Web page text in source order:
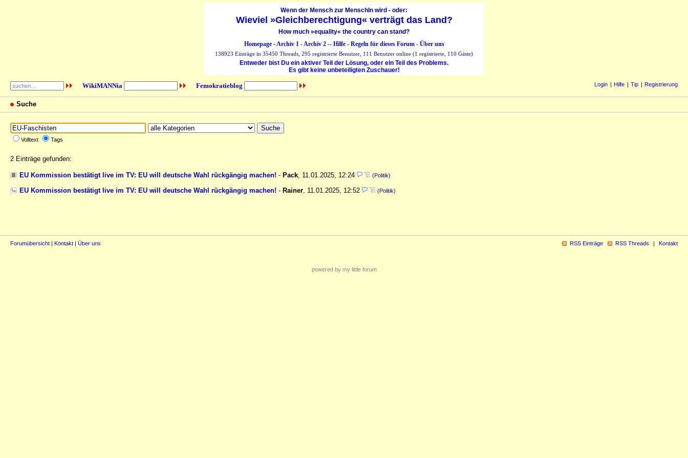
Wenn der Mensch zur MenschIn wird - oder:
Wieviel »Gleichberechtigung« verträgt das Land?
How much »equality« the country can stand?
Homepage-Archiv 1-Archiv 2-- Hilfe- Regeln für dieses Forum- Über uns
138923 Einträge in 35450 Threads, 295 registrierte Benutzer, 111 Benutzer online (1 registrierte, 110 Gäste)
Entweder bist Du ein aktiver Teil der Lösung, oder ein Teil des Problems.
Es gibt keine unbeteiligten Zuschauer!
WikiMANNia Femokratieblog Login Hilfe Tip Registrierung
Suche
Volltext Tags
2 Einträge gefunden:
EU Kommission bestätigt live im TV: EU will deutsche Wahl rückgängig machen! - Pack 11.01.2025, 12:24 (Politik)
EU Kommission bestätigt live im TV: EU will deutsche Wahl rückgängig machen! - Rainer 11.01.2025, 12:52 (Politik)
Forumübersicht | Kontakt | Über uns RSS Einträge RSS Threads Kontakt
powered by my little forum